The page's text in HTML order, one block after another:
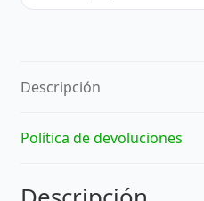
Descripción
Política de devoluciones